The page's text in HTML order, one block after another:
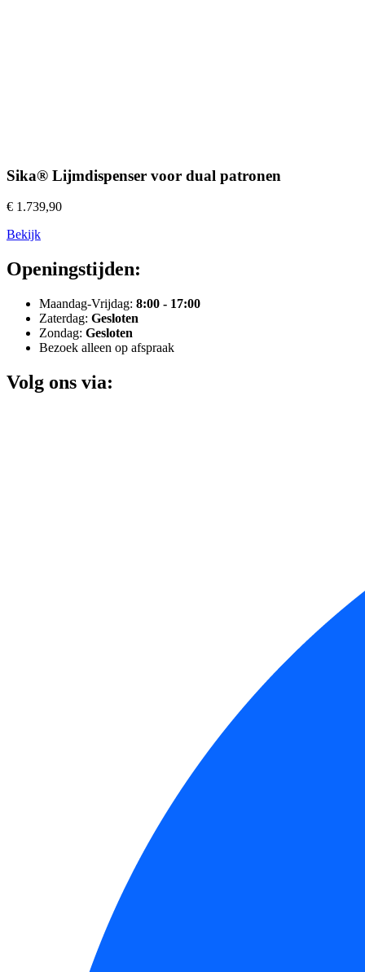
Sika® Lijmdispenser voor dual patronen
€ 1.739,90
Bekijk
Openingstijden:
Maandag-Vrijdag: 8:00 - 17:00
Zaterdag: Gesloten
Zondag: Gesloten
Bezoek alleen op afspraak
Volg ons via: